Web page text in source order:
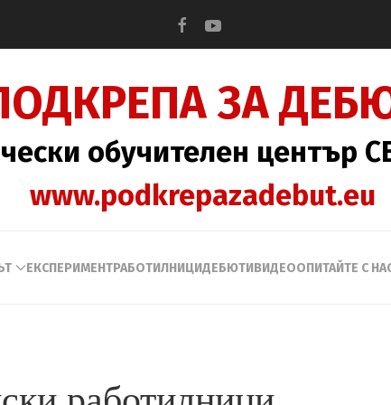
ЗА
обучителен център
www.podkrepazadebut.eu
ЕКСПЕРИМЕНТРАБОТИЛНИЦИДЕБЮТИВИДЕООПИТАЙТЕ С